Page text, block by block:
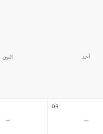
أحد اثنين
09
-
-